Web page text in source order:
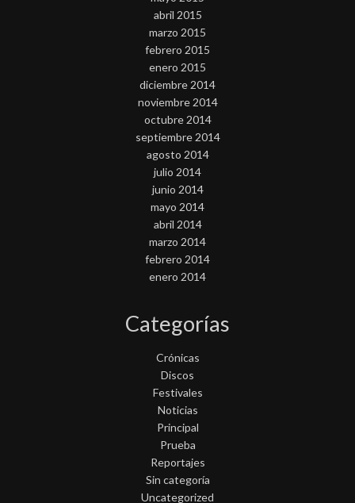
abril 2015
marzo 2015
febrero 2015
enero 2015
diciembre 2014
noviembre 2014
octubre 2014
septiembre 2014
agosto 2014
julio 2014
junio 2014
mayo 2014
abril 2014
marzo 2014
febrero 2014
enero 2014
Categorías
Crónicas
Discos
Festivales
Noticias
Principal
Prueba
Reportajes
Sin categoría
Uncategorized